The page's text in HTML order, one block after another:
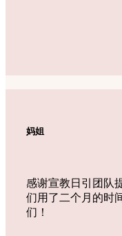
妈姐
感谢宣教日引团队
们用了二个月的时
们！